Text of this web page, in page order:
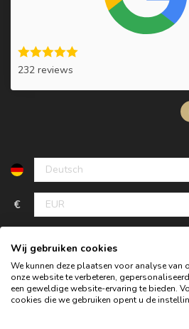
232 reviews
€
Wij gebruiken cookies
We kunnen deze plaatsen voor analyse van
onze website te verbeteren,
een geweldige website-ervaring te bieden.
cookies die we gebruiken opent u de